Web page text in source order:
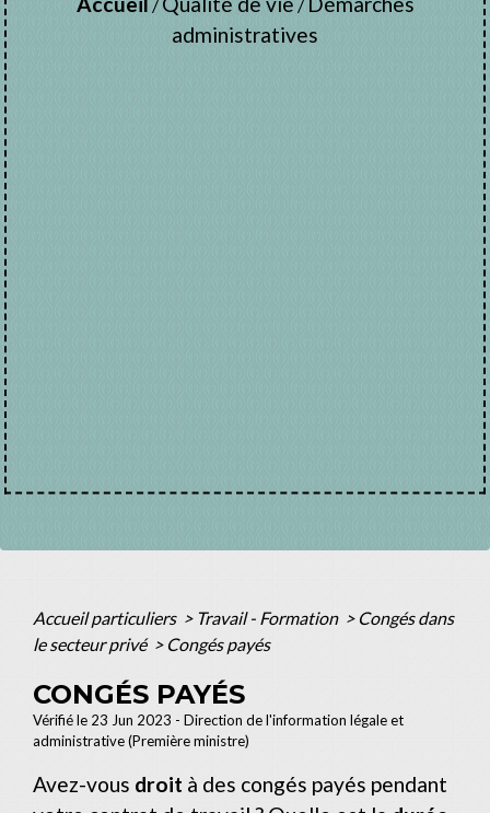
/ /
administratives
Accueil particuliers > Travail - Formation > Congés dans
le secteur privé > Congés payés
CONGÉS PAYÉS
Vérifié le 23 Jun 2023 - Direction de l'information légale et
administrative (Première ministre)
Avez-vous droit à des congés payés pendant